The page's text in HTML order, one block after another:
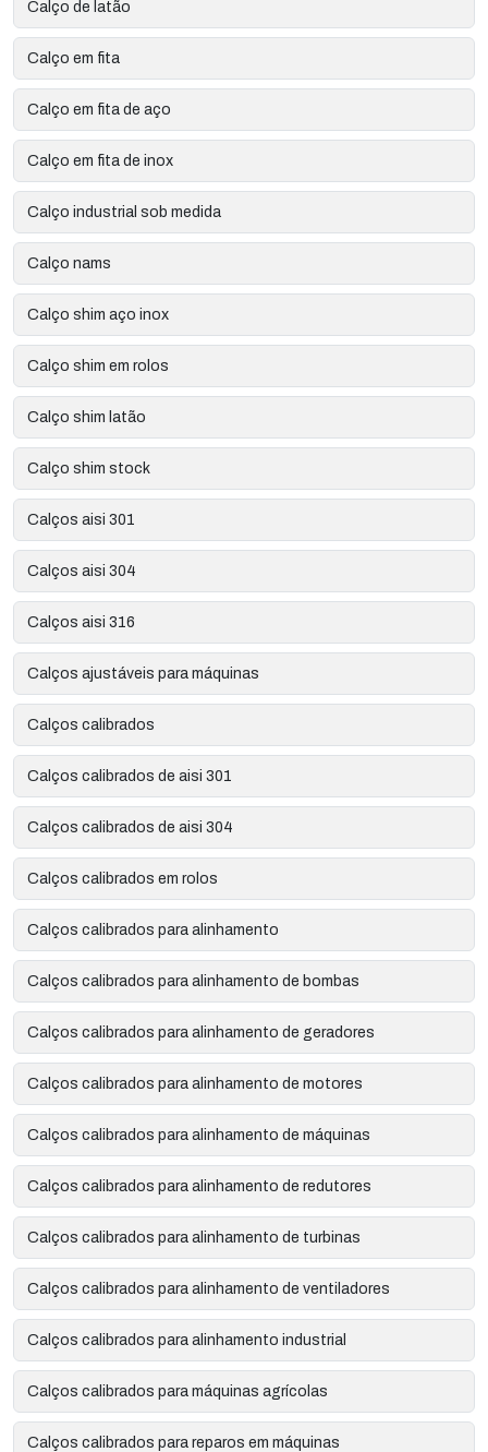
Calço de latão
Calço em fita
Calço em fita de aço
Calço em fita de inox
Calço industrial sob medida
Calço nams
Calço shim aço inox
Calço shim em rolos
Calço shim latão
Calço shim stock
Calços aisi 301
Calços aisi 304
Calços aisi 316
Calços ajustáveis para máquinas
Calços calibrados
Calços calibrados de aisi 301
Calços calibrados de aisi 304
Calços calibrados em rolos
Calços calibrados para alinhamento
Calços calibrados para alinhamento de bombas
Calços calibrados para alinhamento de geradores
Calços calibrados para alinhamento de motores
Calços calibrados para alinhamento de máquinas
Calços calibrados para alinhamento de redutores
Calços calibrados para alinhamento de turbinas
Calços calibrados para alinhamento de ventiladores
Calços calibrados para alinhamento industrial
Calços calibrados para máquinas agrícolas
Calços calibrados para reparos em máquinas